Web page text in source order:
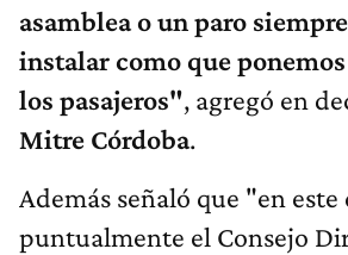
asamblea o un paro
instalar como que ponemos
los pasajeros", agregó en
Mitre Córdoba.
Además señaló que "en este
puntualmente el Consejo